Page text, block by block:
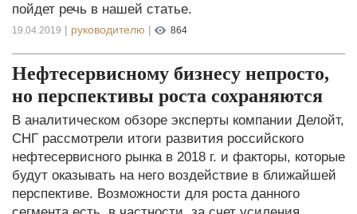
пойдет речь в нашей статье.
19.04.2019 | руководителю | 864
Нефтесервисному бизнесу непросто,
но перспективы роста сохраняются
В аналитическом обзоре эксперты компании Делойт,
СНГ рассмотрели итоги развития российского
нефтесервисного рынка в 2018 г. и факторы, которые
будут оказывать на него воздействие в ближайшей
перспективе. Возможности для роста данного